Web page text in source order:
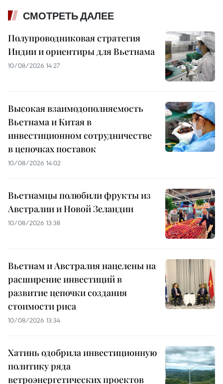
СМОТРЕТЬ ДАЛЕЕ
Полупроводниковая стратегия
Индии и ориентиры для Вьетнама
10/08/2026 14:27
Высокая взаимодополняемость
Вьетнама и Китая в
инвестиционном сотрудничестве
в цепочках поставок
10/08/2026 14:02
Вьетнамцы полюбили фрукты из
Австралии и Новой Зеландии
10/08/2026 13:38
Вьетнам и Австралия нацелены на
расширение инвестиций в
развитие цепочки создания
стоимости риса
10/08/2026 13:34
Хатинь одобрила инвестиционную
политику ряда
ветроэнергетических проектов